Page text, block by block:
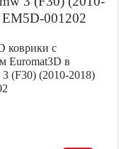
коврики с
Euromat3D в
(F30) (2010-2018)